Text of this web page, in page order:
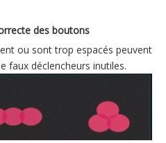
des boutons
ou sont trop espacés peuvent
faux déclencheurs inutiles.